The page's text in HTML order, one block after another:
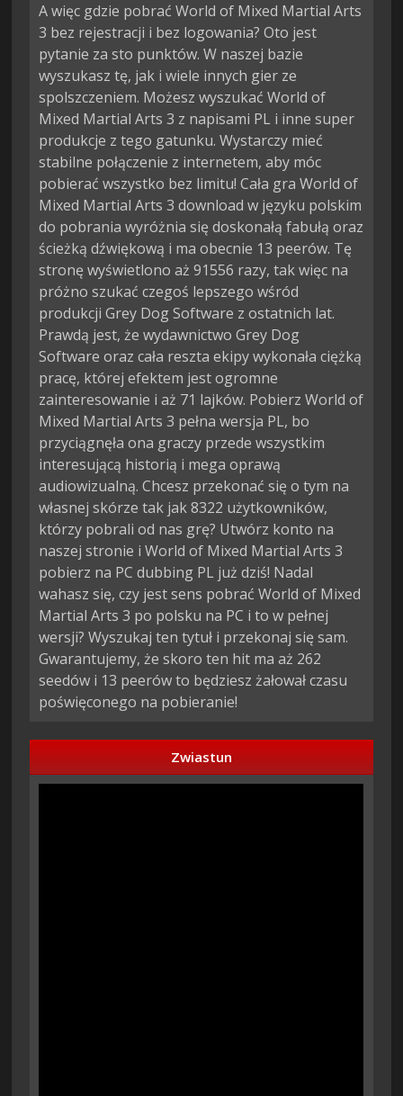
A więc gdzie pobrać World of Mixed Martial Arts
3 bez rejestracji i bez logowania? Oto jest
pytanie za sto punktów. W naszej bazie
wyszukasz tę, jak i wiele innych gier ze
spolszczeniem. Możesz wyszukać World of
Mixed Martial Arts 3 z napisami PL i inne super
produkcje z tego gatunku. Wystarczy mieć
stabilne połączenie z internetem, aby móc
pobierać wszystko bez limitu! Cała gra World of
Mixed Martial Arts 3 download w języku polskim
do pobrania wyróżnia się doskonałą fabułą oraz
ścieżką dźwiękową i ma obecnie 13 peerów. Tę
stronę wyświetlono aż 91556 razy, tak więc na
próżno szukać czegoś lepszego wśród
produkcji Grey Dog Software z ostatnich lat.
Prawdą jest, że wydawnictwo Grey Dog
Software oraz cała reszta ekipy wykonała ciężką
pracę, której efektem jest ogromne
zainteresowanie i aż 71 lajków. Pobierz World of
Mixed Martial Arts 3 pełna wersja PL, bo
przyciągnęła ona graczy przede wszystkim
interesującą historią i mega oprawą
audiowizualną. Chcesz przekonać się o tym na
własnej skórze tak jak 8322 użytkowników,
którzy pobrali od nas grę? Utwórz konto na
naszej stronie i World of Mixed Martial Arts 3
pobierz na PC dubbing PL już dziś! Nadal
wahasz się, czy jest sens pobrać World of Mixed
Martial Arts 3 po polsku na PC i to w pełnej
wersji? Wyszukaj ten tytuł i przekonaj się sam.
Gwarantujemy, że skoro ten hit ma aż 262
seedów i 13 peerów to będziesz żałował czasu
poświęconego na pobieranie!
Zwiastun